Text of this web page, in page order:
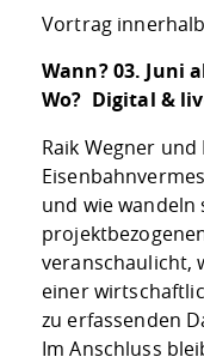
Vortrag
Wann? 03. Juni
Wo? Digital &
Raik Wegner
und wie
veranschaulicht,
einer
zu erfassenden
Im Anschluss